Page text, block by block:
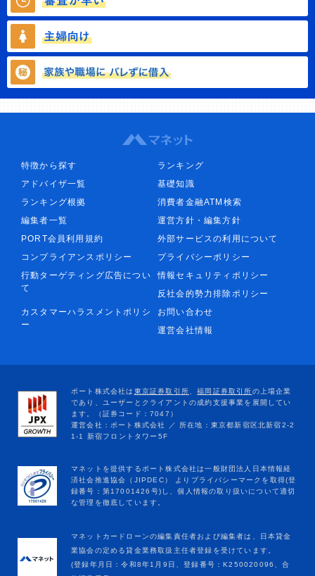
特徴から探す
ランキング
アドバイザ一覧
基礎知識
ランキング根拠
消費者金融ATM検索
編集者一覧
運営方針・編集方針
PORT会員利用規約
外部サービスの利用について
コンプライアンスポリシー
プライバシーポリシー
行動ターゲティング広告につい
て
情報セキュリティポリシー
反社会的勢力排除ポリシー
カスタマーハラスメントポリシ
ー
お問い合わせ
運営会社情報
マネットカードローンの編集責任者および編集者は、日本貸金
業協会の定める貸金業務取扱主任者登録を受けています。
(登録年月日：令和8年1月9日、登録番号：K250020096、合